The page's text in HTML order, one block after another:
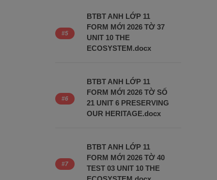
BTBT ANH LỚP 11
FORM MỚI 2026 TỜ 37
UNIT 10 THE
ECOSYSTEM.docx
BTBT ANH LỚP 11
FORM MỚI 2026 TỜ SỐ
21 UNIT 6 PRESERVING
OUR HERITAGE.docx
BTBT ANH LỚP 11
FORM MỚI 2026 TỜ 40
TEST 03 UNIT 10 THE